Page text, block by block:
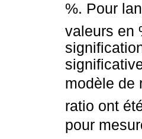
%. Pour
valeurs en
modèle de
ratio ont
pour